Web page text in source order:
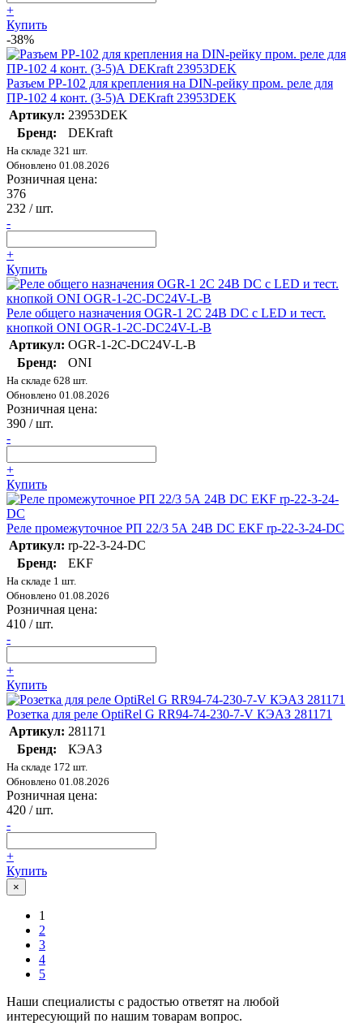
+
Купить
-38%
Разъем РР-102 для крепления на DIN-рейку пром. реле для
ПР-102 4 конт. (3-5)А DEKraft 23953DEK
Артикул: 23953DEK
Бренд:
DEKraft
На складе 321 шт.
Обновлено 01.08.2026
Розничная цена:
376
232 / шт.
-
+
Купить
Реле общего назначения OGR-1 2C 24В DC с LED и тест.
кнопкой ONI OGR-1-2C-DC24V-L-B
Артикул: OGR-1-2C-DC24V-L-B
Бренд:
ONI
На складе 628 шт.
Обновлено 01.08.2026
Розничная цена:
390 / шт.
-
+
Купить
Реле промежуточное РП 22/3 5А 24В DC EKF rp-22-3-24-DC
Артикул: rp-22-3-24-DC
Бренд:
EKF
На складе 1 шт.
Обновлено 01.08.2026
Розничная цена:
410 / шт.
-
+
Купить
Розетка для реле OptiRel G RR94-74-230-7-V КЭАЗ 281171
Артикул: 281171
Бренд:
КЭАЗ
На складе 172 шт.
Обновлено 01.08.2026
Розничная цена:
420 / шт.
-
+
Купить
×
1
2
3
4
5
Наши специалисты с радостью ответят на любой
интересующий по нашим товарам вопрос.